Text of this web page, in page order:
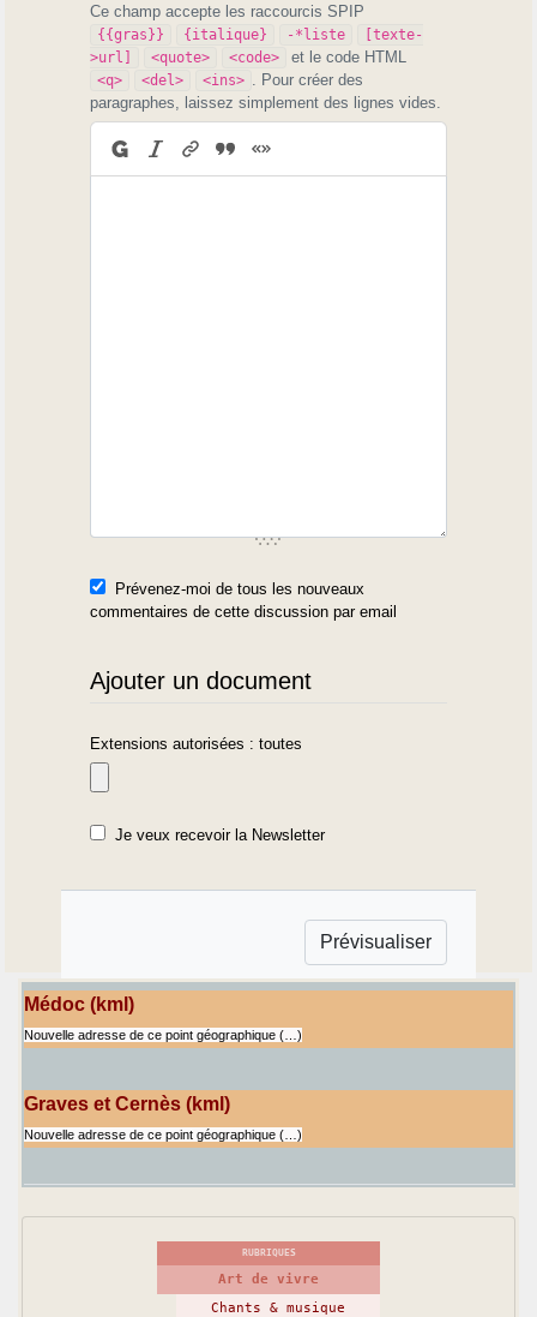
Ce champ accepte les raccourcis SPIP
{{gras}} {italique} -*liste
[texte-
>url]
<quote> <code> et le code HTML
<q> <del> <ins>
. Pour créer des
paragraphes, laissez simplement des lignes vides.
Prévenez-moi de tous les nouveaux
commentaires de cette discussion par email
Ajouter un document
Extensions autorisées : toutes
Je veux recevoir la Newsletter
Médoc (kml)
Nouvelle adresse de ce point géographique (…)
Graves et Cernès (kml)
Nouvelle adresse de ce point géographique (…)
RUBRIQUES
Art de vivre
Chants & musique